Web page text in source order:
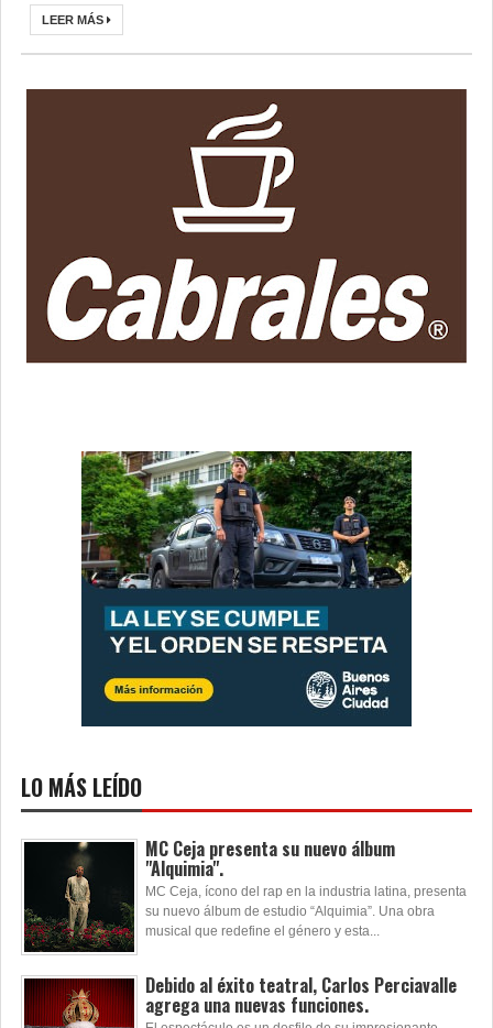
LEER MÁS
LO MÁS LEÍDO
MC Ceja presenta su nuevo álbum
"Alquimia".
MC Ceja, ícono del rap en la industria latina, presenta
su nuevo álbum de estudio “Alquimia”. Una obra
musical que redefine el género y esta...
Debido al éxito teatral, Carlos Perciavalle
agrega una nuevas funciones.